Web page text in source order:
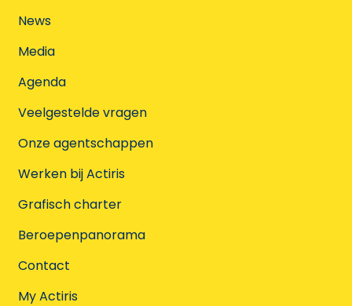
News
Media
Agenda
Veelgestelde vragen
Onze agentschappen
Werken bij Actiris
Grafisch charter
Beroepenpanorama
Contact
My Actiris